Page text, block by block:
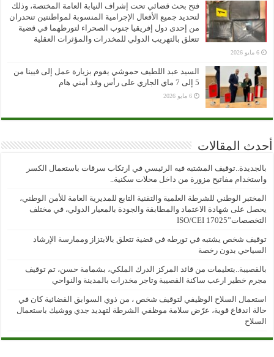
فتح بحث قضائي تحت إشراف النيابة العامة المختصة، وذلك
لتحديد جميع الأفعال الإجرامية المنسوبة لمواطنتين تنحدران
من إحدى دول إفريقيا جنوب الصحراء لتورطهما في قضية
تتعلق بالتهريب الدولي للمخدرات والمؤثرات العقلية
6 مايو 2026
السيد عبد اللطيف حموشي يقوم بزيارة عمل إلى فيينا من
5 إلى 7 ماي الجاري على رأس وفد أمني هام
6 مايو 2026
أحدث المقالات
بالجديدة..توقيف المشتبه فيه الرئيسي في ارتكاب سرقات باستعمال الكسر
واستخدام مفاتيح مزورة من داخل محلات سكنية..
المختبر الوطني للشرطة العلمية والتقنية التابع للمديرية العامة للأمن الوطني،
يحصل على شهادة الاعتماد والمطابقة والجودة بالمعيار الدولي، في مختلف
التخصصات”ISO/CEI 17025
توقيف شخص يشتبه في تورطه في قضية تتعلق بالابتزاز وممارسة الإرشاد
السياحي بدون رخصة
بالقصيبة..بتعليمات من قائد المركز الدرك الملكي، بشمامة حسن، تم توقيف
مجرم خطير ارعب ساكنة القصيبة وتاجر مخدرات بالمدينة والنواحي
استعمال السلاح الوظيفي لتوقيف شخص ، من ذوي السوابق القضائية كان في
حالة اندفاع قوية، عرّض سلامة موظفي الشرطة لتهديد جدي ووشيك باستعمال
السلاح